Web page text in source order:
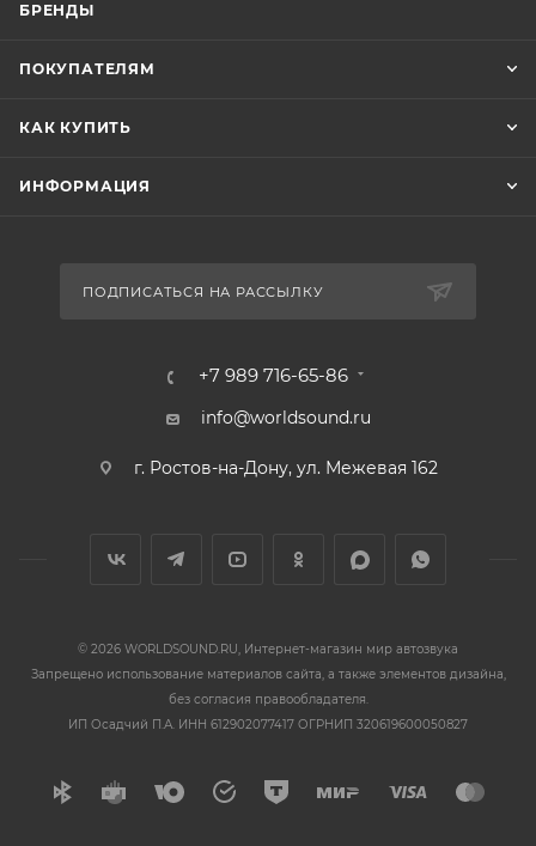
БРЕНДЫ
ПОКУПАТЕЛЯМ
КАК КУПИТЬ
ИНФОРМАЦИЯ
ПОДПИСАТЬСЯ НА РАССЫЛКУ
+7 989 716-65-86
info@worldsound.ru
г. Ростов-на-Дону, ул. Межевая 162
© 2026 WORLDSOUND.RU, Интернет-магазин мир автозвука
Запрещено использование материалов сайта, а также элементов дизайна,
без согласия правообладателя.
ИП Осадчий П.А. ИНН 612902077417 ОГРНИП 320619600050827